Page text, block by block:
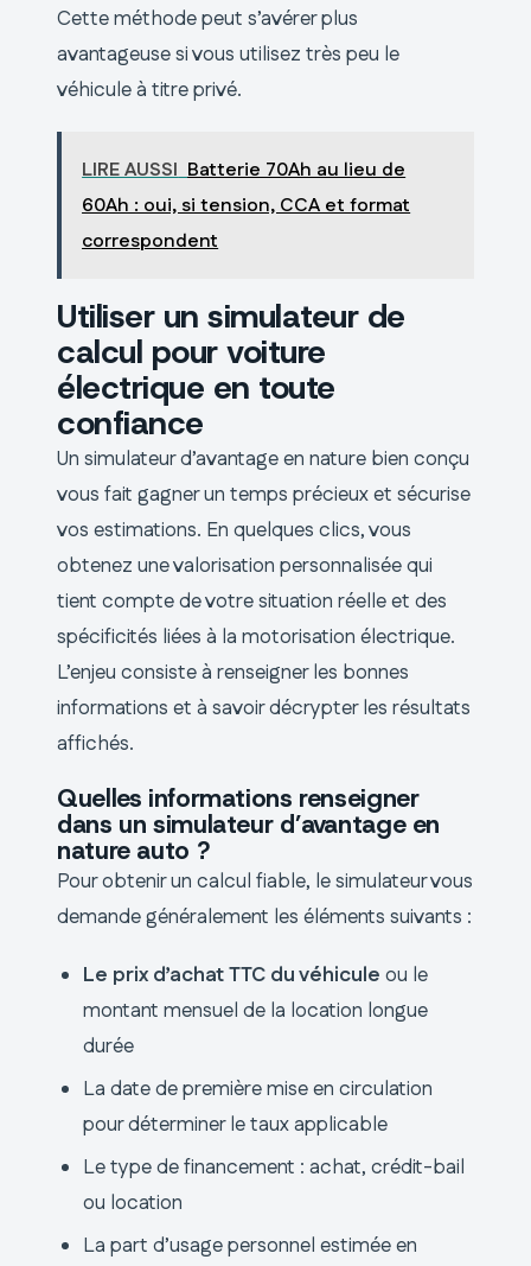
Cette méthode peut s’avérer plus
avantageuse si vous utilisez très peu le
véhicule à titre privé.
LIRE AUSSI Batterie 70Ah au lieu de
60Ah : oui, si tension, CCA et format
correspondent
Utiliser un simulateur de
calcul pour voiture
électrique en toute
confiance
Un simulateur d’avantage en nature bien conçu
vous fait gagner un temps précieux et sécurise
vos estimations. En quelques clics, vous
obtenez une valorisation personnalisée qui
tient compte de votre situation réelle et des
spécificités liées à la motorisation électrique.
L’enjeu consiste à renseigner les bonnes
informations et à savoir décrypter les résultats
affichés.
Quelles informations renseigner
dans un simulateur d’avantage en
nature auto ?
Pour obtenir un calcul fiable, le simulateur vous
demande généralement les éléments suivants :
Le prix d’achat TTC du véhicule ou le
montant mensuel de la location longue
durée
La date de première mise en circulation
pour déterminer le taux applicable
Le type de financement : achat, crédit-bail
ou location
La part d’usage personnel estimée en